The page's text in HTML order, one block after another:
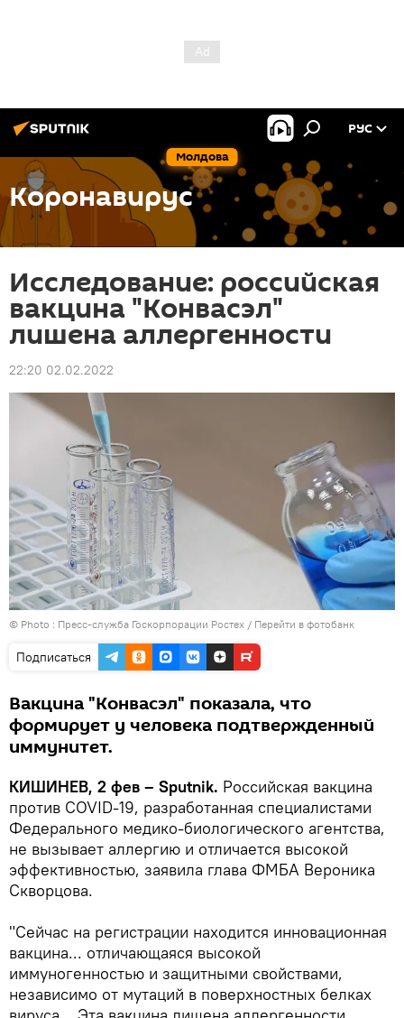
Молдова
РУС
Коронавирус
Исследование: российская
вакцина "Конвасэл"
лишена аллергенности
22:20 02.02.2022
© Photo : Пресс-служба Госкорпорации Ростех / Перейти в фотобанк
Подписаться
Вакцина "Конвасэл" показала, что
формирует у человека подтвержденный
иммунитет.
КИШИНЕВ, 2 фев – Sputnik. Российская вакцина
против COVID-19, разработанная специалистами
Федерального медико-биологического агентства,
не вызывает аллергию и отличается высокой
эффективностью, заявила глава ФМБА Вероника
Скворцова.
"Сейчас на регистрации находится инновационная
вакцина... отличающаяся высокой
иммуногенностью и защитными свойствами,
независимо от мутаций в поверхностных белках